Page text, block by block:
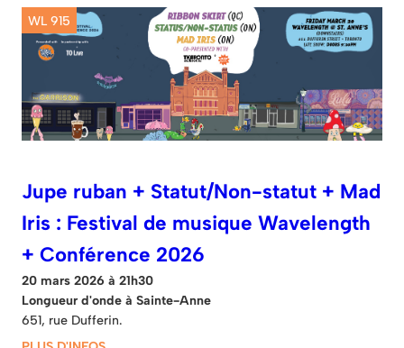
WL 915
Jupe ruban + Statut/Non-statut + Mad
Iris : Festival de musique Wavelength
+ Conférence 2026
20 mars 2026 à 21h30
Longueur d'onde à Sainte-Anne
651, rue Dufferin.